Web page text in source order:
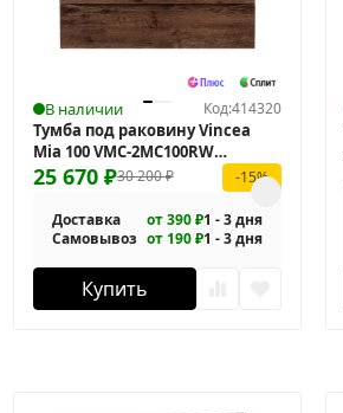
В наличии Код:414320
Тумба под раковину Vincea
Mia 100 VMC-2MC100RW
подвесная30 200₽
25 670 ₽ -15%
Доставка от 390 ₽1 - 3 дня
Самовывоз от 190 ₽1 - 3 дня
Купить